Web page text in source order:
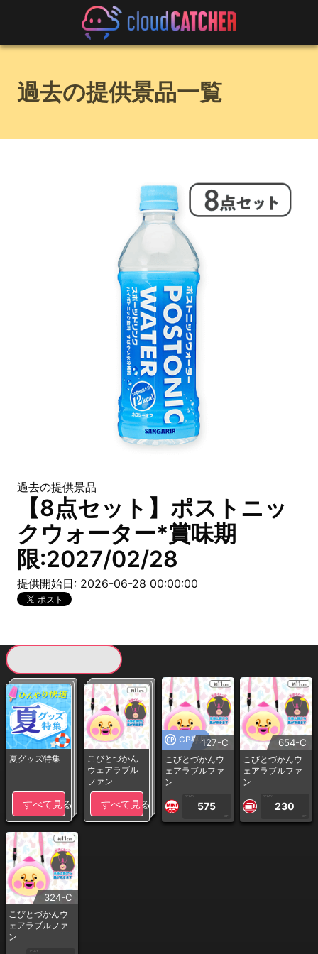
過去の提供景品一覧
過去の提供景品
【8点セット】ポストニッ
クウォーター*賞味期
限:2027/02/28
提供開始日: 2026-06-28 00:00:00
夏グッズ特集
すべて見る
こびとづかん
ウェアラブル
ファン
すべて見る
CP専用127-C
こびとづかんウ
ェアラブルファ
ン
1PLAY
575
CP
654-C
こびとづかんウ
ェアラブルファ
ン
1PLAY
230
CP
324-C
こびとづかんウ
ェアラブルファ
ン
1PLAY